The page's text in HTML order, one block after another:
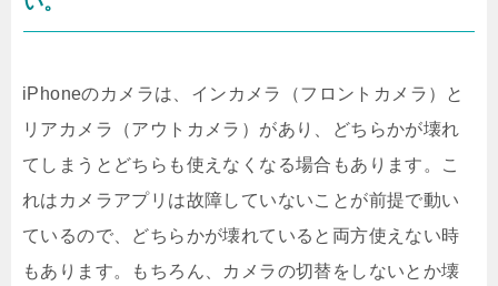
iPhoneのカメラは、インカメラ（フロントカメラ）と
リアカメラ（アウトカメラ）があり、どちらかが壊れ
てしまうとどちらも使えなくなる場合もあります。こ
れはカメラアプリは故障していないことが前提で動い
ているので、どちらかが壊れていると両方使えない時
もあります。もちろん、カメラの切替をしないとか壊